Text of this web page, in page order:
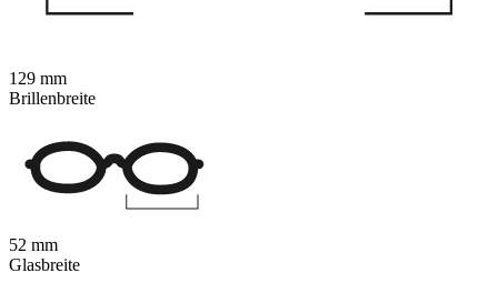
129 mm
Brillenbreite
52 mm
Glasbreite